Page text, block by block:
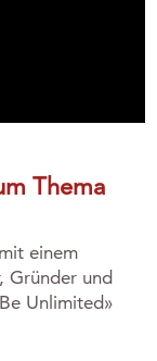
Thema
einem
Gründer und
Unlimited»